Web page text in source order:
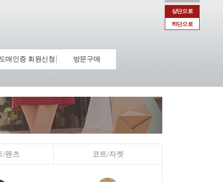
상단으로
하단으로
매인증 회원신청 방문구매
/팬츠 코트/자켓